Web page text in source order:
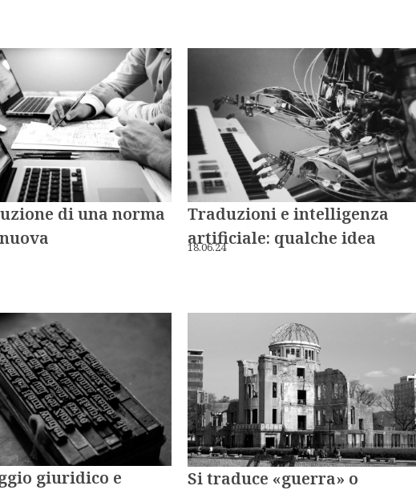
di una norma
Traduzioni e intelligenza
artificiale: qualche idea
18.06.24
giuridico e
Si traduce «guerra» o